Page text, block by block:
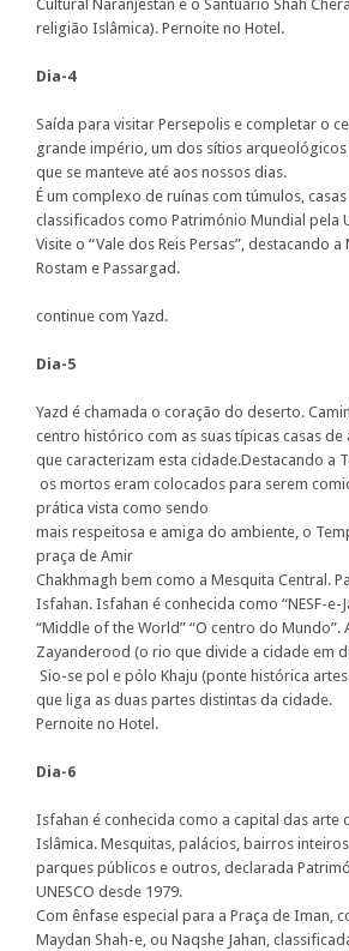
Cultural Naranjestan e o Santuário Shah
religião Islâmica). Pernoite no Hotel.
Dia-4
Saída para visitar Persepolis e completar o
grande império, um dos sítios arqueológicos
que se manteve até aos nossos dias.
É um complexo de ruínas com túmulos,
classificados como Património Mundial pela
Visite o “Vale dos Reis Persas”, destacando
Rostam e Passargad.
continue com Yazd.
Dia-5
Yazd é chamada o coração do deserto.
centro histórico com as suas típicas casas
que caracterizam esta cidade.Destacando a
os mortos eram colocados para serem
prática vista como sendo
mais respeitosa e amiga do ambiente, o
praça de Amir
Chakhmagh bem como a Mesquita Central.
Isfahan. Isfahan é conhecida como “NESF-e-
“Middle of the World” “O centro do Mundo”.
Zayanderood (o rio que divide a cidade em
Sio-se pol e pólo Khaju (ponte histórica
que liga as duas partes distintas da cidade.
Pernoite no Hotel.
Dia-6
Isfahan é conhecida como a capital das arte
Islâmica. Mesquitas, palácios, bairros
parques públicos e outros, declarada
UNESCO desde 1979.
Com ênfase especial para a Praça de Iman,
Maydan Shah-e, ou Naqshe Jahan,